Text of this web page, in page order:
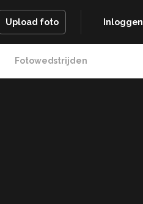
Upload foto Inloggen
Fotowedstrijden